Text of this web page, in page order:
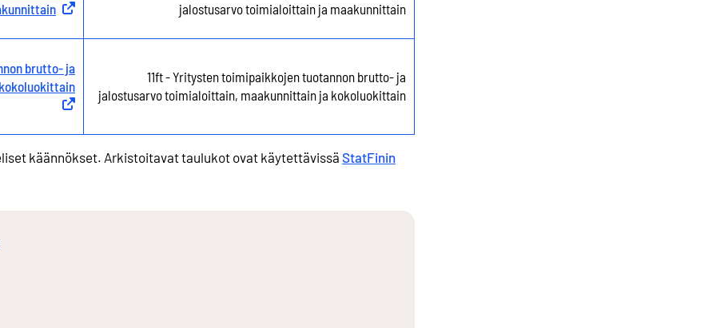
Ulkoinen linkki
jalostusarvo toimialoittain ja maakunnittain
brutto- ja
Ulkoinen linkki
11ft - Yritysten toimipaikkojen tuotannon brutto- ja
jalostusarvo toimialoittain, maakunnittain ja kokoluokittain
käännökset. Arkistoitavat taulukot ovat käytettävissäStatFinin